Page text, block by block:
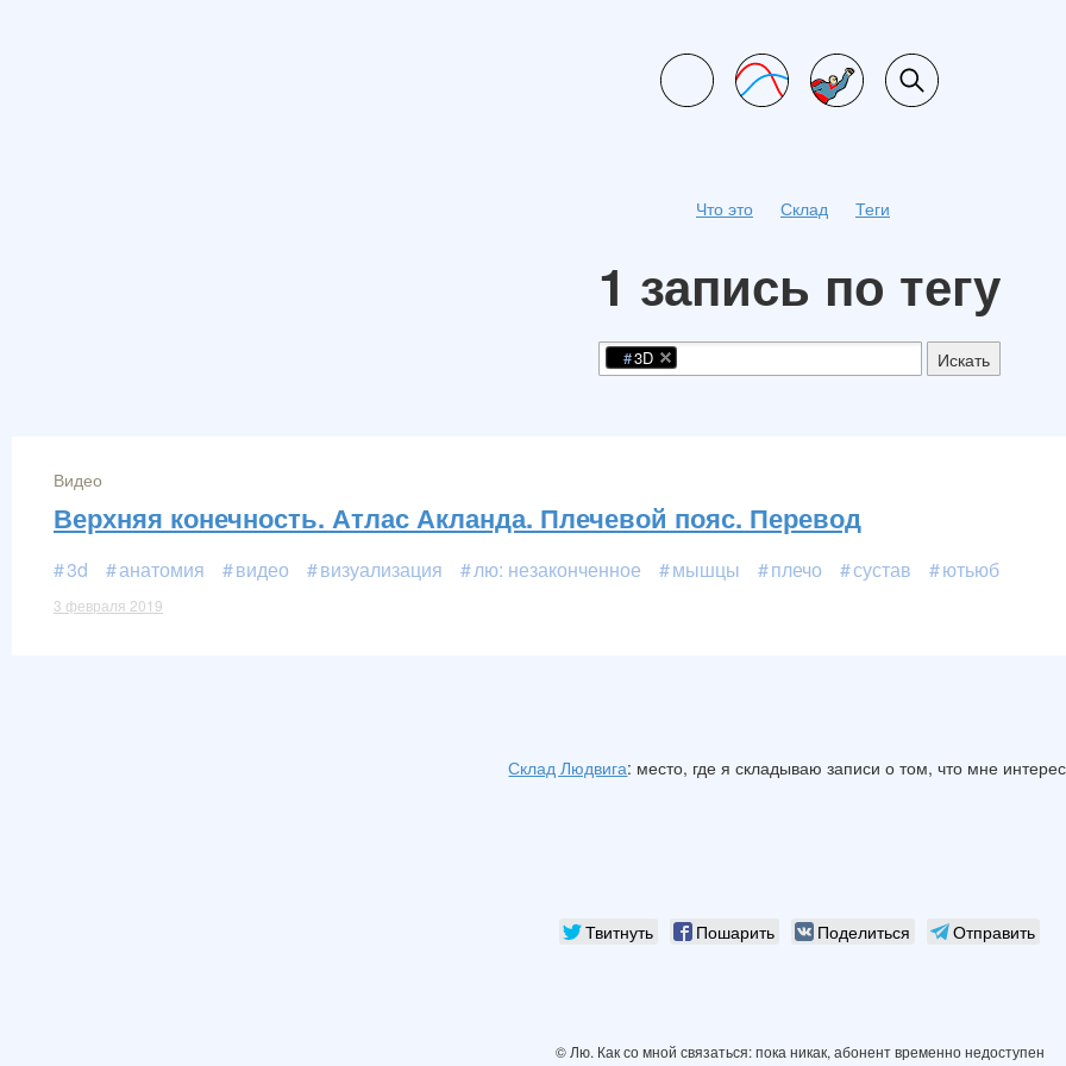
Что это Склад Теги
1 запись по тегу
3D Искать
Видео
Верхняя конечность. Атлас Акланда. Плечевой пояс. Перевод
3d анатомия видео визуализация лю: незаконченное мышцы плечо сустав ютьюб
3 февраля 2019
Склад Людвига: место, где я складываю записи о том, что мне
Твитнуть Пошарить Поделиться Отправить
© Лю. Как со мной связаться: пока никак, абонент временно недоступен